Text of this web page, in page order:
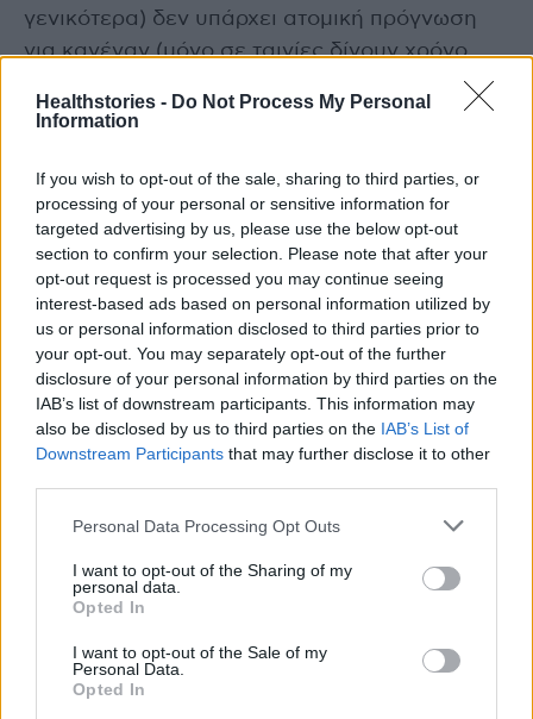
Healthstories - Do Not Process My Personal
Information
If you wish to opt-out of the sale, sharing to third parties, or
processing of your personal or sensitive information for
targeted advertising by us, please use the below opt-out
section to confirm your selection. Please note that after your
opt-out request is processed you may continue seeing
interest-based ads based on personal information utilized by
us or personal information disclosed to third parties prior to
your opt-out. You may separately opt-out of the further
disclosure of your personal information by third parties on the
IAB’s list of downstream participants. This information may
also be disclosed by us to third parties on the IAB’s List of
Downstream Participants that may further disclose it to other
Personal Data Processing Opt Outs
I want to opt-out of the Sharing of my
personal data.
Opted In
I want to opt-out of the Sale of my
Personal Data.
Opted In
γενικότερα) δεν υπάρχει ατομική πρόγνωση
για κανέναν (μόνο σε ταινίες δίνουν χρόνο
σενάριο).
Δεν υπάρχουν καταδικαστικές διαγνώσεις.
Κανείς δεν ξέρει πως θα συμπεριφερθεί η
ασθένεια στον κάθε ξεχωριστό ασθενή ή πως
θα δράσουν οι θεραπείες ή τια θα κάνουν τα
κύτταρα του καρκίνου ή του οργανισμού.
Επομένως τίποτα δεν είναι προδιαγεγραμμένο
(εκτός της γνωστής λαϊκής ρήσης: όποιον του
μέλλει να πνιγεί, ποτέ του δεν πεθαίνει)”.
photo shutterstock
Διαβάστε επίσης
Η ανθυγιεινή διατροφή στα πρώτα χρόνια
ζωής προκαλεί μακροχρόνιες αλλαγές στον
εγκέφαλο